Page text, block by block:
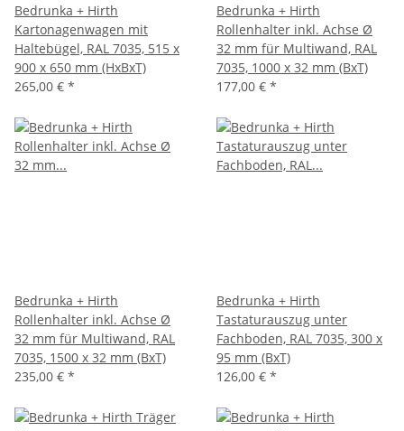
Bedrunka + Hirth
Kartonagenwagen mit
Haltebügel, RAL 7035, 515 x
900 x 650 mm (HxBxT)
265,00 € *
Bedrunka + Hirth
Rollenhalter inkl. Achse Ø
32 mm für Multiwand, RAL
7035, 1000 x 32 mm (BxT)
177,00 € *
Bedrunka + Hirth
Rollenhalter inkl. Achse Ø
32 mm für Multiwand, RAL
7035, 1500 x 32 mm (BxT)
235,00 € *
Bedrunka + Hirth
Tastaturauszug unter
Fachboden, RAL 7035, 300 x
95 mm (BxT)
126,00 € *